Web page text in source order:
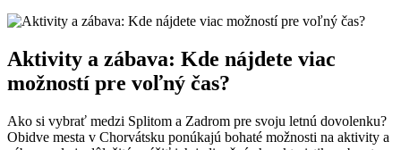
Aktivity a zábava: Kde nájdete viac
možností pre voľný čas?
Ako si vybrať medzi Splitom a Zadrom pre svoju letnú dovolenku?
Obidve mesta v Chorvátsku ponúkajú bohaté možnosti na aktivity a